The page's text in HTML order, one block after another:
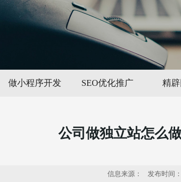
做小程序开发 SEO优化推广 精
公司做独立站怎么
信息来源： 发布时间